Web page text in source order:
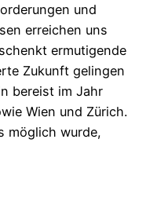
und
erreichen uns
ermutigende
Zukunft gelingen
bereist im Jahr
Wien und Zürich.
möglich wurde,